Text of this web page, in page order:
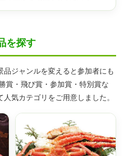
を探す
ジャンルを変えると参加者にも
賞・飛び賞・参加賞・特別賞な
気カテゴリをご用意しました。